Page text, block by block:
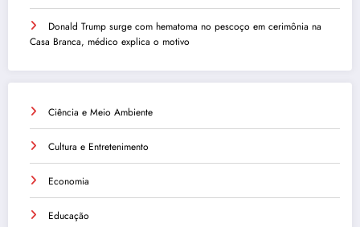
Donald Trump surge com hematoma no pescoço em cerimônia na
Casa Branca, médico explica o motivo
Ciência e Meio Ambiente
Cultura e Entretenimento
Economia
Educação